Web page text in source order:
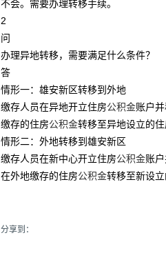
不会。需要办理转移手续。
2
问
办理异地转移，需要满足什么条件？
答
情形一：雄安新区转移到外地
缴存人员在异地开立住房公积金账户
缴存的住房公积金转移至异地设立的住
情形二：外地转移到雄安新区
缴存人员在新中心开立住房公积金账
在外地缴存的住房公积金转移至新设
分享到：